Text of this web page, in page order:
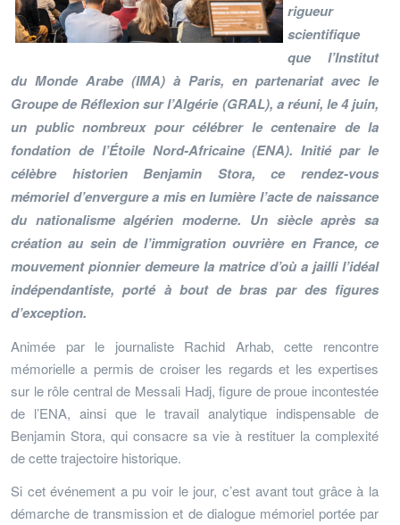
rigueur
scientifique
que l’Institut
du Monde Arabe (IMA) à Paris, en partenariat avec le
Groupe de Réflexion sur l’Algérie (GRAL), a réuni, le 4 juin,
un public nombreux pour célébrer le centenaire de la
fondation de l’Étoile Nord-Africaine (ENA). Initié par le
célèbre historien Benjamin Stora, ce rendez-vous
mémoriel d’envergure a mis en lumière l’acte de naissance
du nationalisme algérien moderne. Un siècle après sa
création au sein de l’immigration ouvrière en France, ce
mouvement pionnier demeure la matrice d’où a jailli l’idéal
indépendantiste, porté à bout de bras par des figures
d’exception.
Animée par le journaliste Rachid Arhab, cette rencontre
mémorielle a permis de croiser les regards et les expertises
sur le rôle central de Messali Hadj, figure de proue incontestée
de l’ENA, ainsi que le travail analytique indispensable de
Benjamin Stora, qui consacre sa vie à restituer la complexité
de cette trajectoire historique.
Si cet événement a pu voir le jour, c’est avant tout grâce à la
démarche de transmission et de dialogue mémoriel portée par